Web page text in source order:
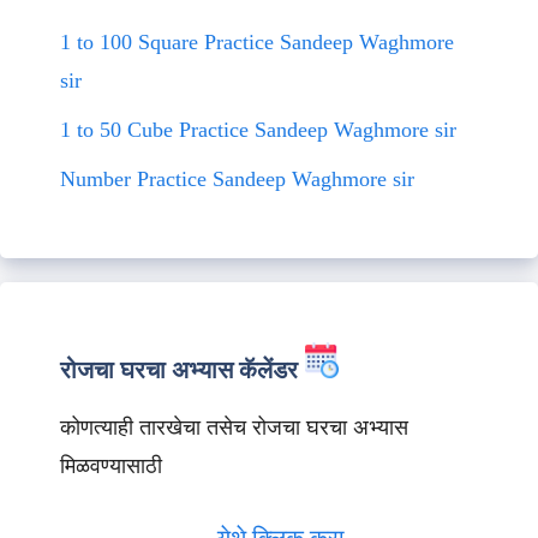
1 to 100 Square Practice Sandeep Waghmore
sir
1 to 50 Cube Practice Sandeep Waghmore sir
Number Practice Sandeep Waghmore sir
रोजचा घरचा अभ्यास कॅलेंडर
कोणत्याही तारखेचा तसेच रोजचा घरचा अभ्यास
मिळवण्यासाठी